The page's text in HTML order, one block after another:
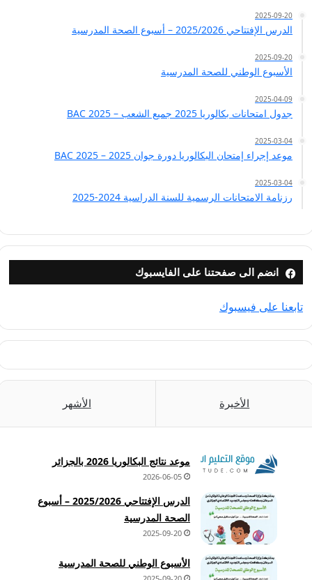
2025-09-20
الدرس الإفتتاحي 2025/2026 – أسبوع الصحة المدرسية
2025-09-20
الأسبوع الوطني للصحة المدرسية
2025-04-09
جدول امتحانات بكالوريا 2025 جميع الشعب – BAC 2025
2025-03-04
موعد إجراء إمتحان البكالوريا دورة جوان 2025 – BAC 2025
2025-03-04
رزنامة الامتحانات الرسمية للسنة الدراسية 2024-2025
انضم الى صفحتنا على الفايسبوك
تابعنا على فيسبوك
الأخيرة الأشهر
موعد نتائج البكالوريا 2026 بالجزائر
2026-06-05
الدرس الإفتتاحي 2025/2026 – أسبوع
الصحة المدرسية
2025-09-20
الأسبوع الوطني للصحة المدرسية